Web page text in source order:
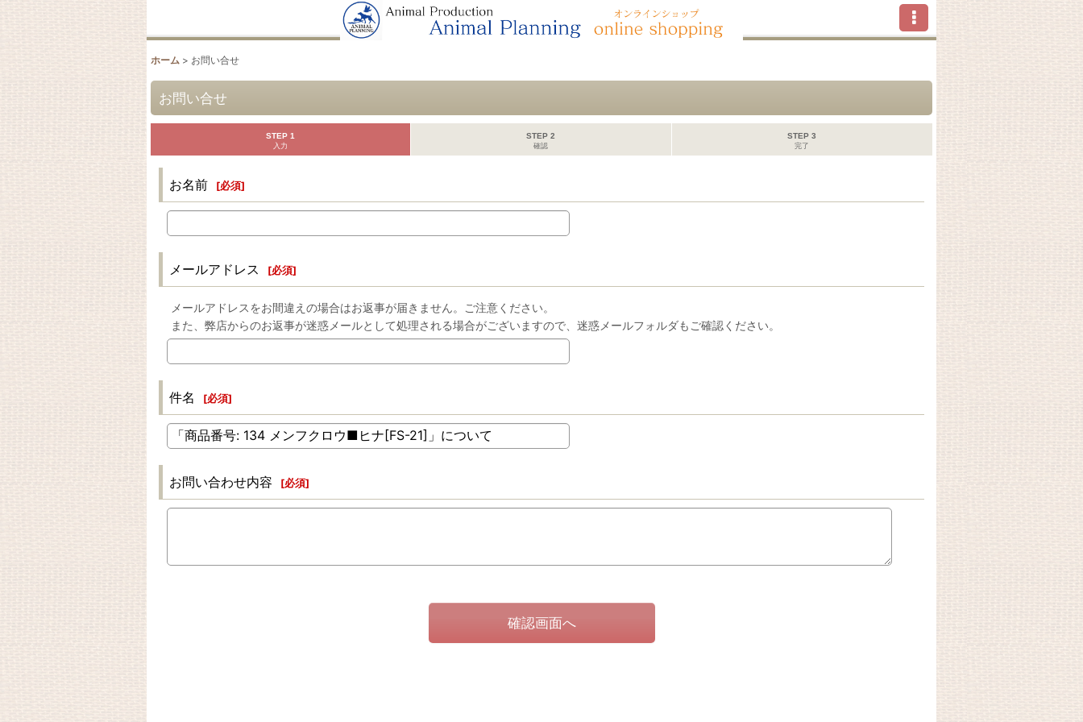
ホーム > お問い合せ
お問い合せ
STEP 1
入力
STEP 2
確認
STEP 3
完了
お名前 [必須]
メールアドレス [必須]
メールアドレスをお間違えの場合はお返事が届きません。ご注意ください。
また、弊店からのお返事が迷惑メールとして処理される場合がございますので、迷惑メールフォルダもご確認ください。
件名 [必須]
お問い合わせ内容 [必須]
確認画面へ